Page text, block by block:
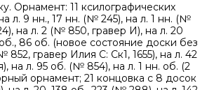
Орнамент: 11 ксилографических
л. 9 нн., 17 нн. (№ 245), на л. 1 нн. (№
на л. 2 (№ 850, гравер И), на л. 20
86 об. (новое состояние доски без
гравер Илия С: Ск1, 1655), на л. 42
на л. 95 об. (№ 854), на л. 1 нн. об. (2
орнамент; 21 концовка с 8 досок